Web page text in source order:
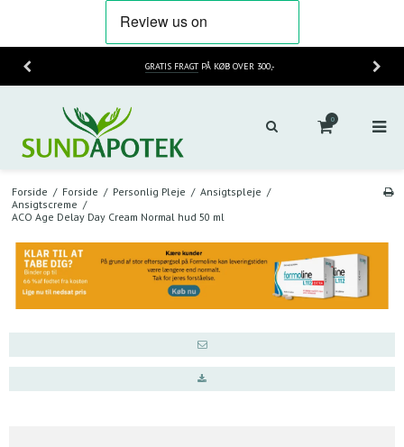
GRATIS FRAGT PÅ KØB OVER 300,-
0
Forside / Forside / Personlig Pleje / Ansigtspleje /
Ansigtscreme /
ACO Age Delay Day Cream Normal hud 50 ml